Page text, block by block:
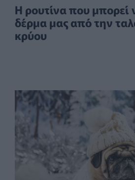
Η ρουτίνα που μπορεί
δέρμα μας από την
κρύου